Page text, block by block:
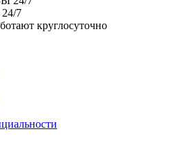
7
круглосуточно